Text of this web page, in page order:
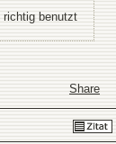
richtig benutzt
Share